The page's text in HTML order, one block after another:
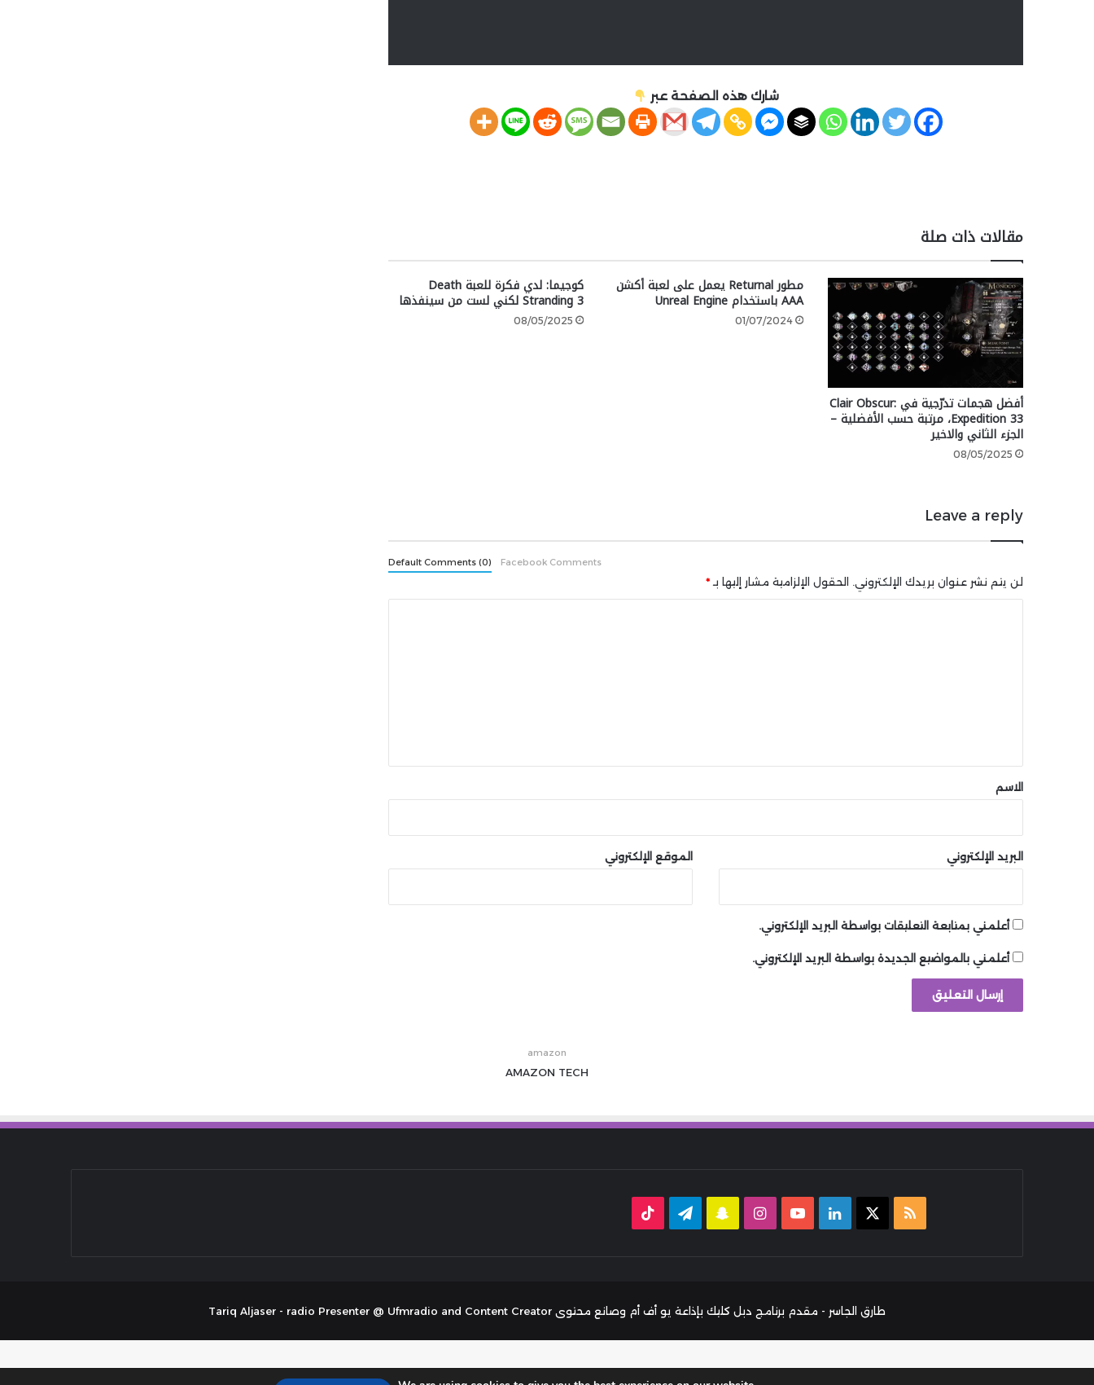
شارك هذه الصفحة عبر
مقالات ذات صلة
أفضل هجمات تدرّجية في Clair Obscur:
Expedition 33، مرتبة حسب الأفضلية –
الجزء الثاني والاخير
08/05/2025
مطور Returnal يعمل على لعبة أكشن
AAA باستخدام Unreal Engine
01/07/2024
كوجيما: لدي فكرة للعبة Death
Stranding 3 لكني لست من سينفذها
08/05/2025
Leave a reply
Default Comments (0) Facebook Comments
لن يتم نشر عنوان بريدك الإلكتروني. الحقول الإلزامية مشار إليها بـ*
*الاسم
البريد الإلكتروني الموقع الإلكتروني
أعلمني بمتابعة التعليقات بواسطة البريد الإلكتروني.
أعلمني بالمواضيع الجديدة بواسطة البريد الإلكتروني.
amazon
AMAZON TECH
ملخص
لينكدإن ‫YouTubeانستقرامسناب تيلقرام
طارق الجاسر - مقدم برنامج دبل كليك بإذاعة يو أف أم وصانع محتوى Tariq Aljaser - radio Presenter @ Ufmradio and Content Creator